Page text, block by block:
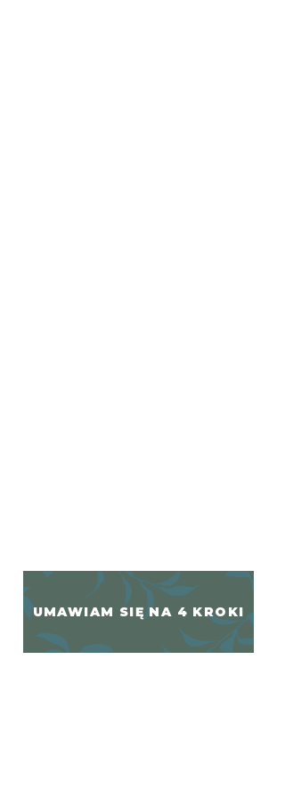
UMAWIAM SIĘ NA 4 KROKI